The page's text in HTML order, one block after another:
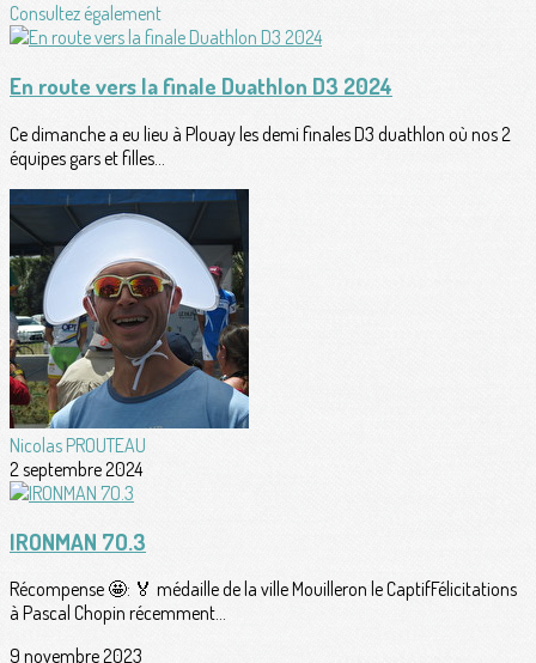
Consultez également
En route vers la finale Duathlon D3 2024
Ce dimanche a eu lieu à Plouay les demi finales D3 duathlon où nos 2
équipes gars et filles...
Nicolas PROUTEAU
2 septembre 2024
IRONMAN 7O.3
Récompense 🤩: 🏅 médaille de la ville Mouilleron le CaptifFélicitations
à Pascal Chopin récemment...
9 novembre 2023